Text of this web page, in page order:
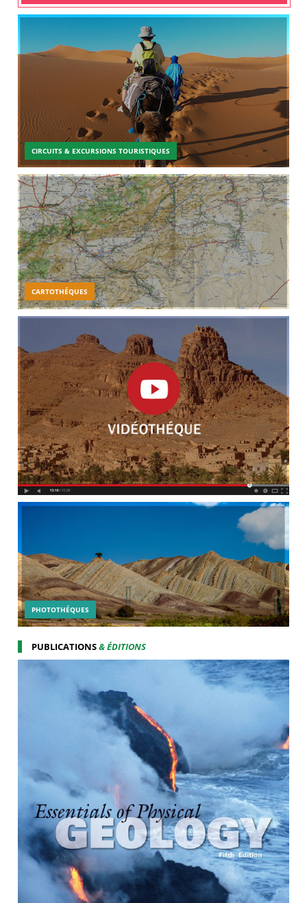
CIRCUITS & EXCURSIONS TOURISTIQUES
CARTOTHÉQUES
PHOTOTHÉQUES
PUBLICATIONS& ÉDITIONS